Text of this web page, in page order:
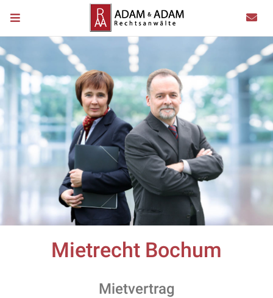
Mietrecht Bochum
Mietvertrag